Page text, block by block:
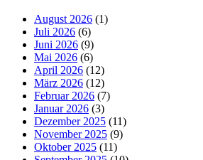
August 2026 (1)
Juli 2026 (6)
Juni 2026 (9)
Mai 2026 (6)
April 2026 (12)
März 2026 (12)
Februar 2026 (7)
Januar 2026 (3)
Dezember 2025 (11)
November 2025 (9)
Oktober 2025 (11)